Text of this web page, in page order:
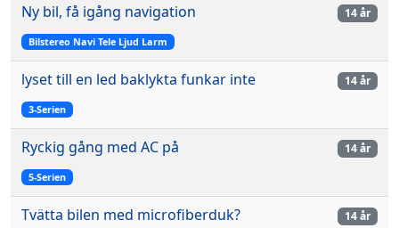
Ny bil, få igång navigation
Bilstereo Navi Tele Ljud Larm
14 år
lyset till en led baklykta funkar inte
3-Serien
14 år
Ryckig gång med AC på
5-Serien
14 år
Tvätta bilen med microfiberduk? 14 år